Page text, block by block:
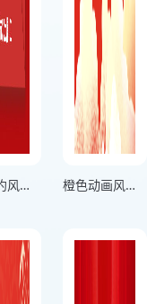
红色简约风晚会节目单活动宣传海报 橙色动画风企业年会节目单活动宣传海报